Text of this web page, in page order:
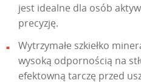
jest idealne dla osób
precyzję.
Wytrzymałe szkiełko
wysoką odpornością na
efektowną tarczę przed